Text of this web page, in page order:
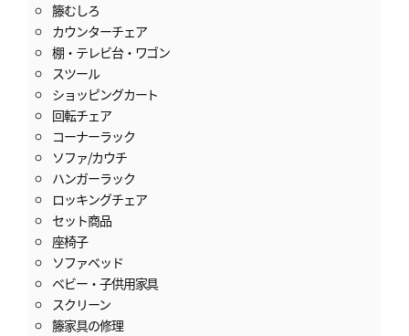
籐むしろ
カウンターチェア
棚・テレビ台・ワゴン
スツール
ショッピングカート
回転チェア
コーナーラック
ソファ/カウチ
ハンガーラック
ロッキングチェア
セット商品
座椅子
ソファベッド
ベビー・子供用家具
スクリーン
籐家具の修理